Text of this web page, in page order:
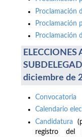
Proclamación
Proclamación
Proclamación
diciembre de
Convocatoria
Calendario
Candidatura
registro del